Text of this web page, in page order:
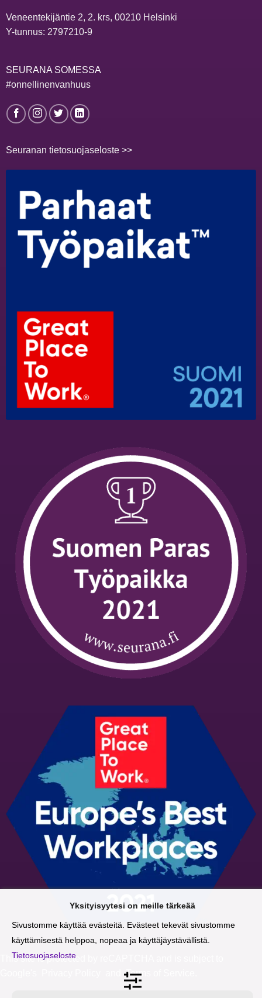
Veneentekijäntie 2, 2. krs, 00210 Helsinki
Y-tunnus: 2797210-9
SEURANA SOMESSA
#onnellinenvanhuus
Seuranan tietosuojaseloste >>
This site is protected by reCAPTCHA and is subject to
andTerms of Service
Yksityisyytesi on meille tärkeää
Sivustomme käyttää evästeitä. Evästeet tekevät sivustomme
käyttämisestä helppoa, nopeaa ja käyttäjäystävällistä.
Tietosuojaseloste